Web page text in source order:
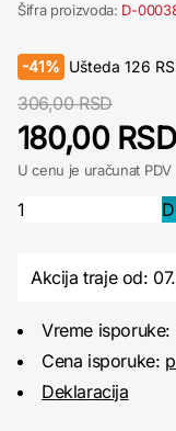
Šifra proizvoda: D-
-41% Ušteda 126
306,00 RSD
180,00 RSD
U cenu je uračunat PDV
Akcija traje od:
Vreme
Cena isporuke:
Deklaracija